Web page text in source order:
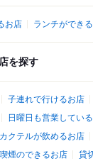
お店 ランチができ
を探す
子連れで行けるお店
日曜日も営業してい
カクテルが飲めるお店
喫煙のできるお店
貸